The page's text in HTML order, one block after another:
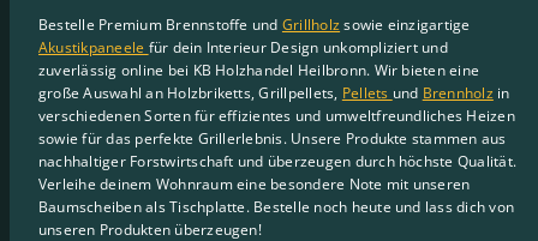
Bestelle Premium Brennstoffe und Grillholzsowie einzigartige
Akustikpaneele für dein Interieur Design unkompliziert und
zuverlässig online bei KB Holzhandel Heilbronn. Wir bieten eine
große Auswahl an Holzbriketts, Grillpellets, Pellets und Brennholzin
verschiedenen Sorten für effizientes und umweltfreundliches Heizen
sowie für das perfekte Grillerlebnis. Unsere Produkte stammen aus
nachhaltiger Forstwirtschaft und überzeugen durch höchste Qualität.
Verleihe deinem Wohnraum eine besondere Note mit unseren
Baumscheiben als Tischplatte. Bestelle noch heute und lass dich von
unseren Produkten überzeugen!